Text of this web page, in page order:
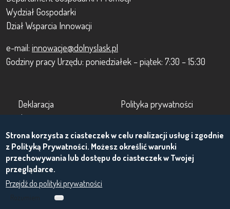
Wydział Gospodarki
Dział Wsparcia Innowacji
e-mail: innowacje@dolnyslask.pl
Godziny pracy Urzędu: poniedziałek – piątek: 7:30 – 15:30
Footer
Deklaracja
dostępności
O projekcie
Footer 2
Polityka prywatności
Zasady korzystania z
portalu
Strona korzysta z ciasteczek w celu realizacji usług i zgodnie
z Polityką Prywatności. Możesz określić warunki
przechowywania lub dostępu do ciasteczek w Twojej
przeglądarce.
Przejdź do polityki prywatności